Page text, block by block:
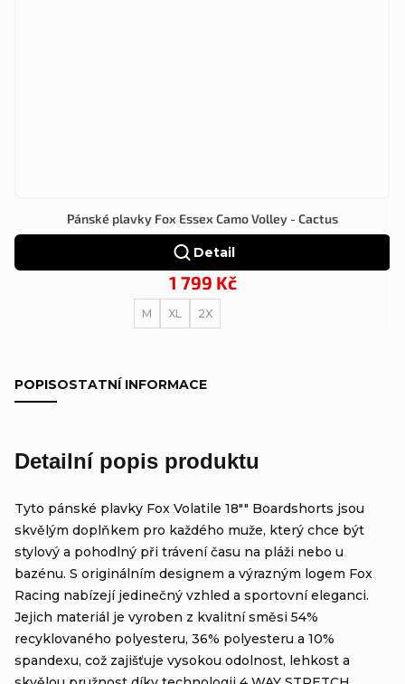
Pánské plavky Fox Essex Camo Volley - Cactus
1 799 Kč
Detail
M XL 2X
POPISOSTATNÍ INFORMACE
Detailní popis produktu
Tyto pánské plavky Fox Volatile 18"" Boardshorts jsou
skvělým doplňkem pro každého muže, který chce být
stylový a pohodlný při trávení času na pláži nebo u
bazénu. S originálním designem a výrazným logem Fox
Racing nabízejí jedinečný vzhled a sportovní eleganci.
Jejich materiál je vyroben z kvalitní směsi 54%
recyklovaného polyesteru, 36% polyesteru a 10%
spandexu, což zajišťuje vysokou odolnost, lehkost a